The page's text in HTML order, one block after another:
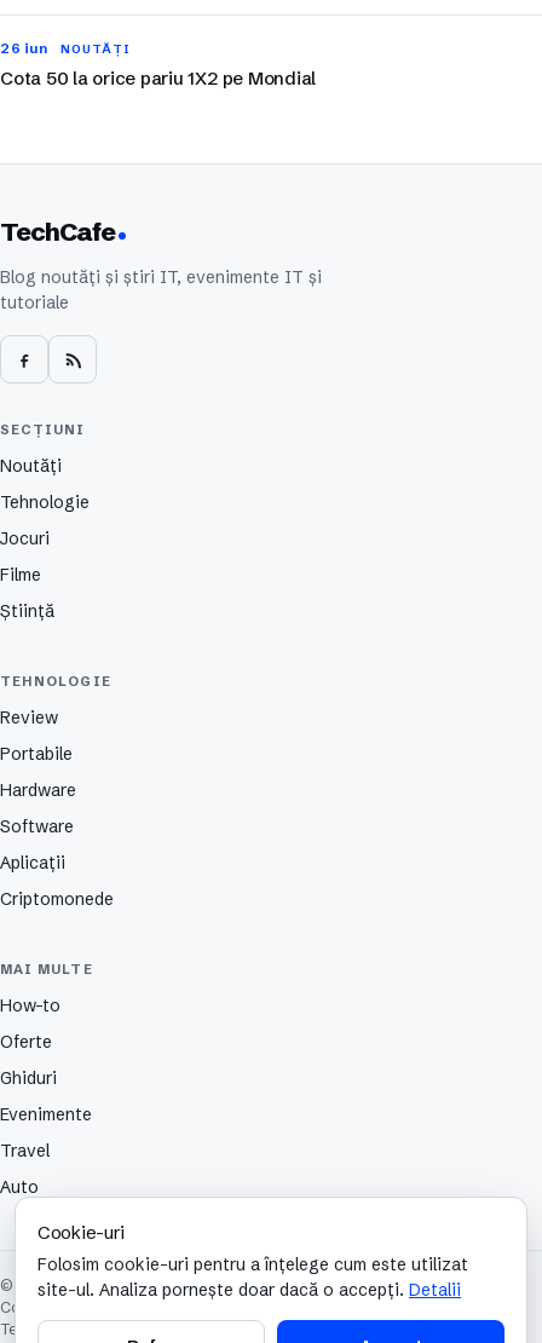
26 iun NOUTĂȚI
Cota 50 la orice pariu 1X2 pe Mondial
TechCafe
Blog noutăți și știri IT, evenimente IT și
tutoriale
SECȚIUNI
Noutăți
Tehnologie
Jocuri
Filme
Știință
TEHNOLOGIE
Review
Portabile
Hardware
Software
Aplicații
Criptomonede
MAI MULTE
How-to
Oferte
Ghiduri
Evenimente
Travel
Auto
© 2026 TechCafe. Toate drepturile rezervate.
Contact
Termeni și condiții
Cookie-uri
Folosim cookie-uri pentru a înțelege cum este utilizat
site-ul. Analiza pornește doar dacă o accepți. Detalii